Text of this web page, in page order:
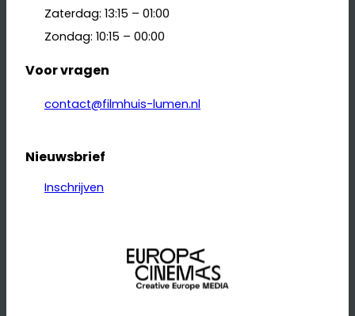
Zaterdag: 13:15 – 01:00
Zondag: 10:15 – 00:00
Voor vragen
contact@filmhuis-lumen.nl
Nieuwsbrief
Inschrijven